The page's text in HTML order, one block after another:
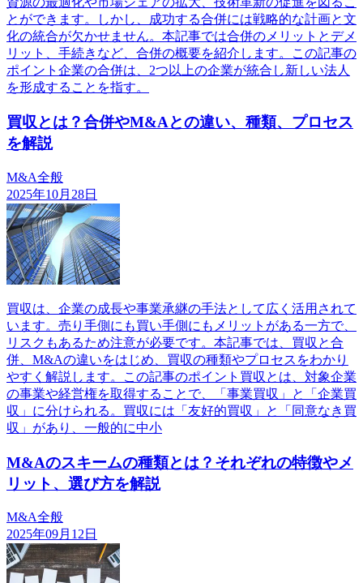
とができます。しかし、成功する合併には戦略的な計画と文
化の統合が欠かせません。本記事では合併のメリットとデメ
リット、手続きなど、合併の概要を紹介します。この記事の
ポイント企業の合併は、2つ以上の企業が統合し新しい法人
を形成することを指す。
買収とは？合併やM&Aとの違い、種類、プロセス
を解説
M&A全般
2025年10月28日
買収は、企業の成長や事業承継の手法として広く活用されて
います。売り手側にも買い手側にもメリットがある一方で、
リスクもあるため注意が必要です。本記事では、買収と合
併、M&Aの違いをはじめ、買収の種類やプロセスをわかり
やすく解説します。この記事のポイント買収とは、対象企業
の事業や経営権を取得することで、「事業買収」と「企業買
収」に分けられる。買収には「友好的買収」と「同意なき買
収」があり、一般的に中小
M&Aのスキームの種類とは？それぞれの特徴やメ
リット、選び方を解説
M&A全般
2025年09月12日